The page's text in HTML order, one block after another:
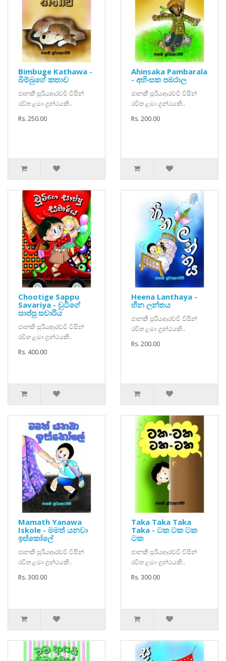
Bimbuge Kathawa -
බිම්බුගේ කතාව
ජානකී සූරියආරච්චි විසින්
රචිත ළමා ග්‍රන්ථයකි..
Rs. 250.00
Ahinsaka Pambarala
- අහිංසක පඹරාල
ජානකී සූරියආරච්චි විසින්
රචිත ළමා ග්‍රන්ථයකි..
Rs. 200.00
Chootige Sappu
Savariya - චුටිගේ
සාප්පු සවාරිය
ජානකී සූරියආරච්චි විසින්
රචිත ළමා ග්‍රන්ථයකි..
Rs. 400.00
Heena Lanthaya -
හීන ලන්තය
ජානකී සූරියආරච්චි විසින්
රචිත ළමා ග්‍රන්ථයකි..
Rs. 200.00
Mamath Yanawa
Iskole - මමත් යනවා
ඉස්කෝලේ
ජානකී සූරියආරච්චි විසින්
රචිත ළමා ග්‍රන්ථයකි..
Rs. 300.00
Taka Taka Taka
Taka - ටක ටක ටක
ටක
ජානකී සූරියආරච්චි විසින්
රචිත ළමා ග්‍රන්ථයකි..
Rs. 300.00